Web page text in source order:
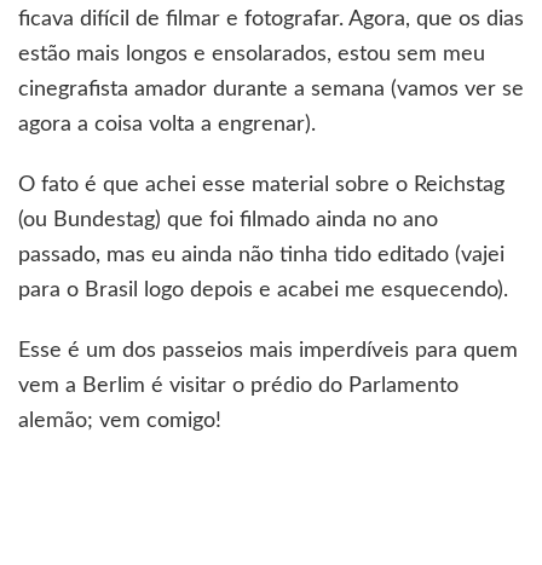
ficava difícil de filmar e fotografar. Agora, que os dias
estão mais longos e ensolarados, estou sem meu
cinegrafista amador durante a semana (vamos ver se
agora a coisa volta a engrenar).
O fato é que achei esse material sobre o Reichstag
(ou Bundestag) que foi filmado ainda no ano
passado, mas eu ainda não tinha tido editado (vajei
para o Brasil logo depois e acabei me esquecendo).
Esse é um dos passeios mais imperdíveis para quem
vem a Berlim é visitar o prédio do Parlamento
alemão; vem comigo!